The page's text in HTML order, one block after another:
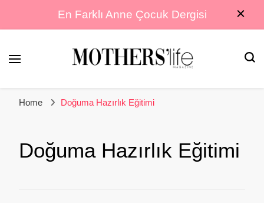
En Farklı Anne Çocuk Dergisi
Mothers Life
Home Doğuma Hazırlık Eğitimi
Doğuma Hazırlık Eğitimi